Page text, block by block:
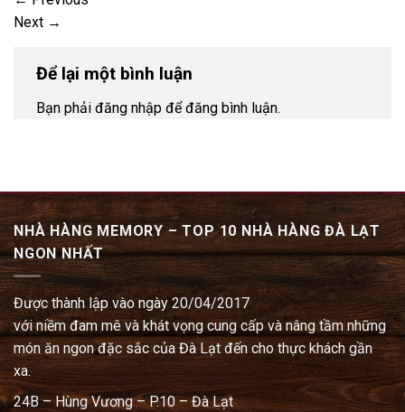
Next →
Để lại một bình luận
Bạn phải đăng nhập để đăng bình luận.
NHÀ HÀNG MEMORY – TOP 10 NHÀ HÀNG ĐÀ LẠT
NGON NHẤT
Được thành lập vào ngày 20/04/2017
với niềm đam mê và khát vọng cung cấp và nâng tầm những
món ăn ngon đặc sắc của Đà Lạt đến cho thực khách gần
xa.
24B – Hùng Vương – P.10 – Đà Lạt